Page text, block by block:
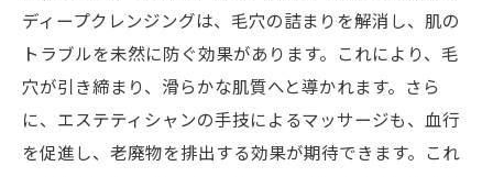
毛穴ケアと乾燥対策のためのエステティシ
ャンの技術
新潟県中央区の気候に合わせたスキンケア
アプローチ
実際のエステ体験者の声
ディープクレンジングは、毛穴の詰まりを解消し、肌の
トラブルを未然に防ぐ効果があります。これにより、毛
穴が引き締まり、滑らかな肌質へと導かれます。さら
に、エステティシャンの手技によるマッサージも、血行
を促進し、老廃物を排出する効果が期待できます。これ